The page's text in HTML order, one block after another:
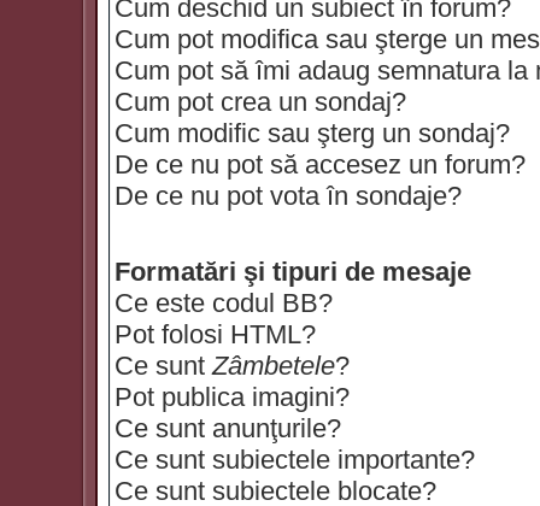
Cum deschid un subiect în forum?
Cum pot modifica sau şterge un
Cum pot să îmi adaug semnatura la
Cum pot crea un sondaj?
Cum modific sau şterg un sondaj?
De ce nu pot să accesez un forum?
De ce nu pot vota în sondaje?
Formatări şi tipuri de mesaje
Ce este codul BB?
Pot folosi HTML?
Ce suntZâmbetele?
Pot publica imagini?
Ce sunt anunţurile?
Ce sunt subiectele importante?
Ce sunt subiectele blocate?